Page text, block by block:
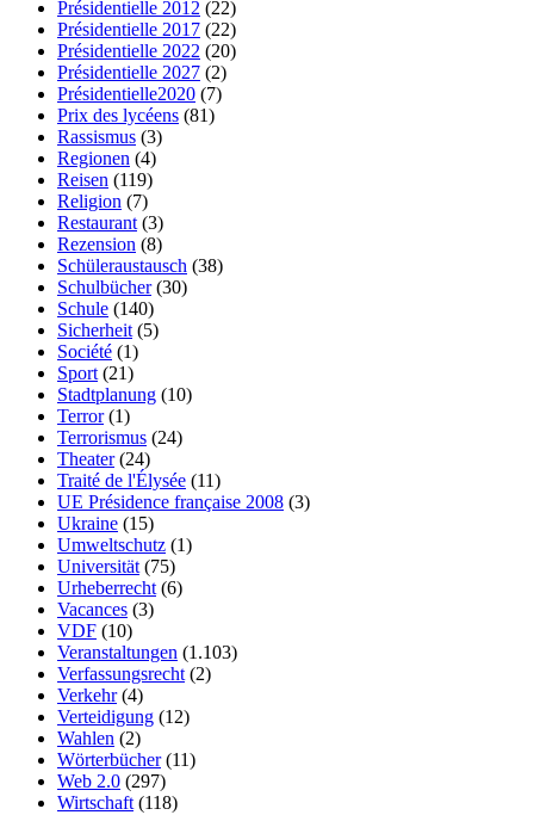
Présidentielle 2012 (22)
Présidentielle 2017 (22)
Présidentielle 2022 (20)
Présidentielle 2027 (2)
Présidentielle2020 (7)
Prix des lycéens (81)
Rassismus (3)
Regionen (4)
Reisen (119)
Religion (7)
Restaurant (3)
Rezension (8)
Schüleraustausch (38)
Schulbücher(30)
Schule (140)
Sicherheit (5)
Société (1)
Sport (21)
Stadtplanung (10)
Terror(1)
Terrorismus (24)
Theater(24)
Traité de l'Élysée (11)
UE Présidence française 2008 (3)
Ukraine (15)
Umweltschutz (1)
Universität (75)
Urheberrecht (6)
Vacances (3)
VDF (10)
Veranstaltungen (1.103)
Verfassungsrecht (2)
Verkehr(4)
Verteidigung (12)
Wahlen (2)
Wörterbücher(11)
Web 2.0 (297)
Wirtschaft (118)